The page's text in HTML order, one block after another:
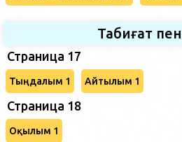
Табиғат
Страница 17
Тыңдалым 1 Айтылым 1
Страница 18
Оқылым 1